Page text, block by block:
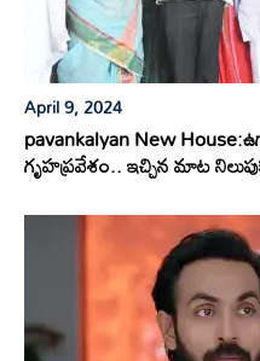
April 9, 2024
pavankalyan New
గృహప్రవేశం.. ఇచ్చిన మాట